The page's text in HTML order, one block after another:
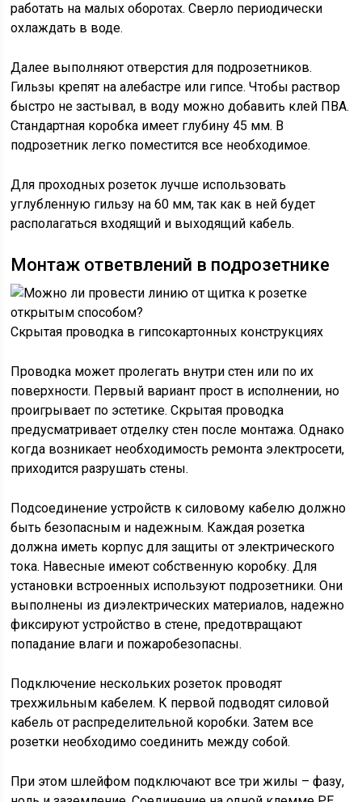
работать на малых оборотах. Сверло периодически
охлаждать в воде.
Далее выполняют отверстия для подрозетников.
Гильзы крепят на алебастре или гипсе. Чтобы раствор
быстро не застывал, в воду можно добавить клей ПВА.
Стандартная коробка имеет глубину 45 мм. В
подрозетник легко поместится все необходимое.
Для проходных розеток лучше использовать
углубленную гильзу на 60 мм, так как в ней будет
располагаться входящий и выходящий кабель.
Монтаж ответвлений в подрозетнике
Скрытая проводка в гипсокартонных конструкциях
Проводка может пролегать внутри стен или по их
поверхности. Первый вариант прост в исполнении, но
проигрывает по эстетике. Скрытая проводка
предусматривает отделку стен после монтажа. Однако
когда возникает необходимость ремонта электросети,
приходится разрушать стены.
Подсоединение устройств к силовому кабелю должно
быть безопасным и надежным. Каждая розетка
должна иметь корпус для защиты от электрического
тока. Навесные имеют собственную коробку. Для
установки встроенных используют подрозетники. Они
выполнены из диэлектрических материалов, надежно
фиксируют устройство в стене, предотвращают
попадание влаги и пожаробезопасны.
Подключение нескольких розеток проводят
трехжильным кабелем. К первой подводят силовой
кабель от распределительной коробки. Затем все
розетки необходимо соединить между собой.
При этом шлейфом подключают все три жилы – фазу,